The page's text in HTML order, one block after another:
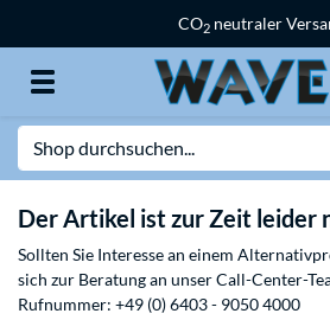
CO2 neutraler
Der Artikel ist zur Zeit leider
Sollten Sie Interesse an einem
sich zur Beratung an unser Call-Center-
Rufnummer: +49 (0) 6403 - 9050 4000